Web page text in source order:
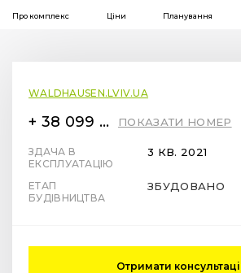
Про комплекс Ціни Планування
WALDHAUSEN.LVIV.UA
+ 38 099 78 78 287 ПОКАЗАТИ НОМЕР
ЗДАЧА В
ЕКСПЛУАТАЦІЮ
3 КВ. 2021
ЕТАП
БУДІВНИЦТВА
ЗБУДОВАНО
Отримати